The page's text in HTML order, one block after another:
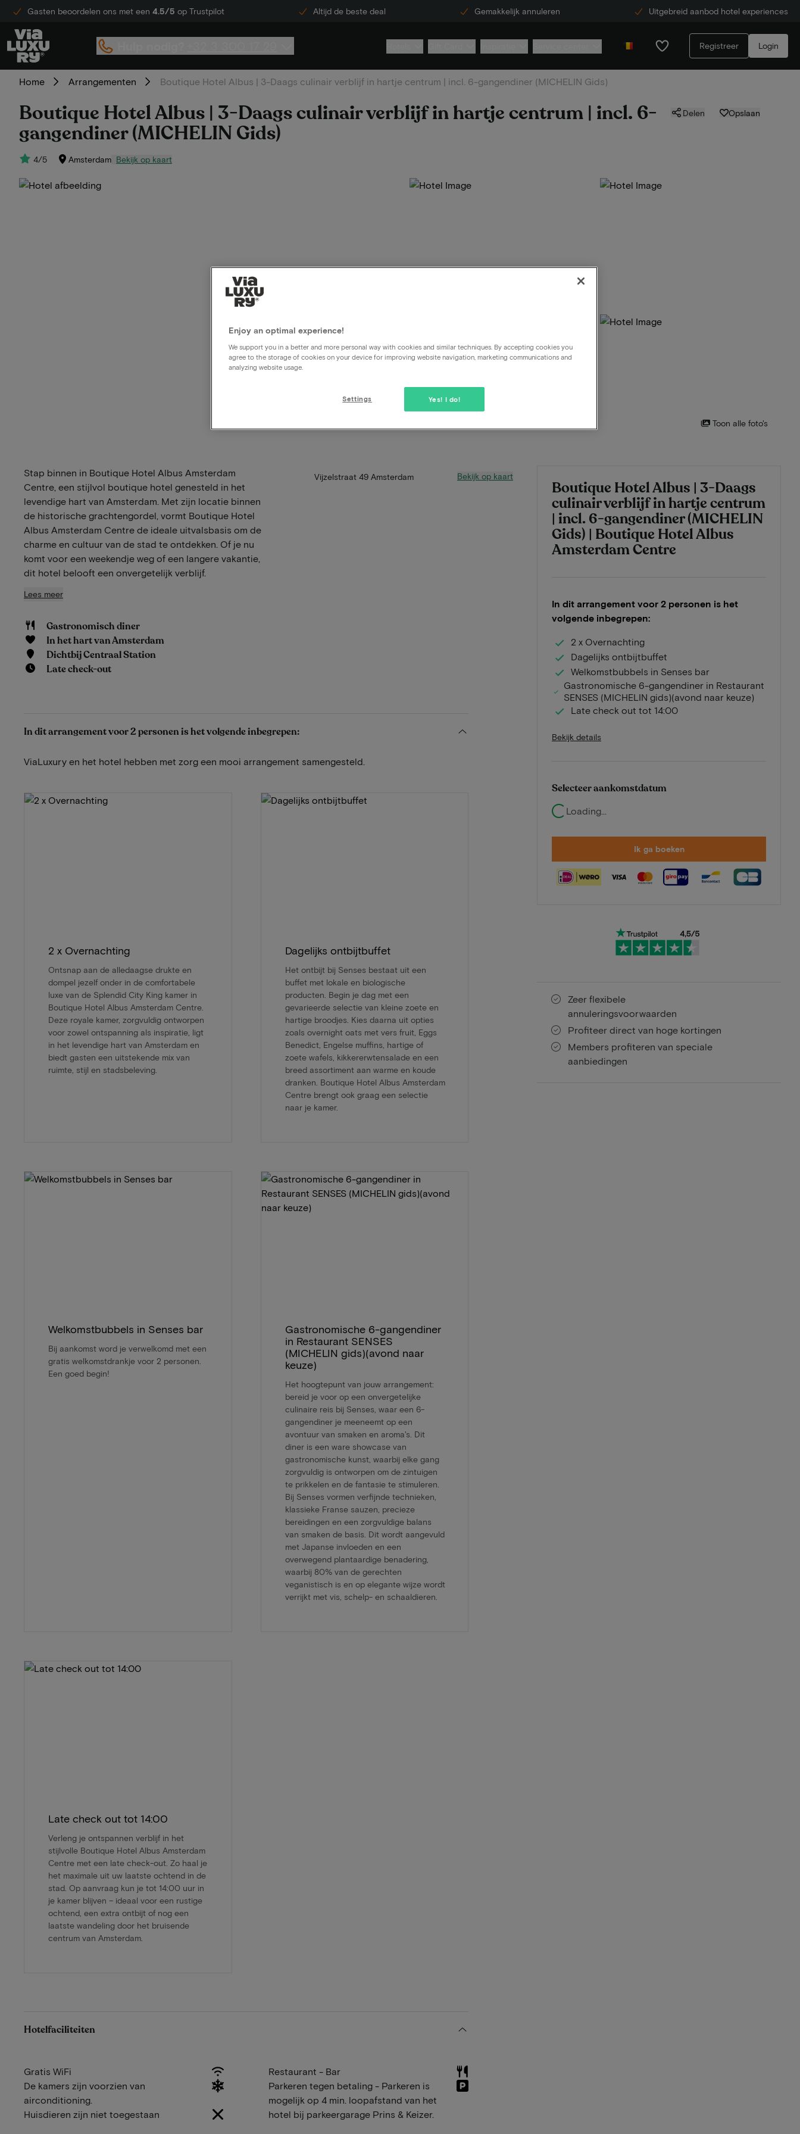
Gasten beoordelen ons met een 4.5/5 op Trustpilot Altijd de beste deal Gemakkelijk annuleren Uitgebreid aanbod hotel experiences
Registreer Login
Home Arrangementen Boutique Hotel Albus | 3-Daags culinair verblijf in hartje centrum | incl. 6-gangendiner (MICHELIN Gids)
Boutique Hotel Albus | 3-Daags culinair verblijf in hartje centrum | incl. 6-
gangendiner (MICHELIN Gids)
4/5 Amsterdam Bekijk op kaart
Delen Opslaan
Toon alle foto's
Boutique Hotel Albus | 3-Daags
culinair verblijf in hartje centrum
| incl. 6-gangendiner (MICHELIN
Gids) | Boutique Hotel Albus
Amsterdam Centre
In dit arrangement voor 2 personen is het
volgende inbegrepen:
2 x Overnachting
Dagelijks ontbijtbuffet
Welkomstbubbels in Senses bar
Gastronomische 6-gangendiner in Restaurant
SENSES (MICHELIN gids)(avond naar keuze)
Late check out tot 14:00
Bekijk details
Selecteer aankomstdatum
Loading...
Ik ga boeken
Zeer flexibele
annuleringsvoorwaarden
Profiteer direct van hoge kortingen
Members profiteren van speciale
aanbiedingen
Stap binnen in Boutique Hotel Albus Amsterdam
Centre, een stijlvol boutique hotel genesteld in het
levendige hart van Amsterdam. Met zijn locatie binnen
de historische grachtengordel, vormt Boutique Hotel
Albus Amsterdam Centre de ideale uitvalsbasis om de
charme en cultuur van de stad te ontdekken. Of je nu
komt voor een weekendje weg of een langere vakantie,
dit hotel belooft een onvergetelijk verblijf.
Lees meer
Gastronomisch diner
In het hart van Amsterdam
Dichtbij Centraal Station
Late check-out
Vijzelstraat 49 Amsterdam Bekijk op kaart
In dit arrangement voor 2 personen is het volgende inbegrepen:
ViaLuxury en het hotel hebben met zorg een mooi arrangement samengesteld.
2 x Overnachting
Ontsnap aan de alledaagse drukte en
dompel jezelf onder in de comfortabele
luxe van de Splendid City King kamer in
Boutique Hotel Albus Amsterdam Centre.
Deze royale kamer, zorgvuldig ontworpen
voor zowel ontspanning als inspiratie, ligt
in het levendige hart van Amsterdam en
biedt gasten een uitstekende mix van
ruimte, stijl en stadsbeleving.
Dagelijks ontbijtbuffet
Het ontbijt bij Senses bestaat uit een
buffet met lokale en biologische
producten. Begin je dag met een
gevarieerde selectie van kleine zoete en
hartige broodjes. Kies daarna uit opties
zoals overnight oats met vers fruit, Eggs
Benedict, Engelse muffins, hartige of
zoete wafels, kikkererwtensalade en een
breed assortiment aan warme en koude
dranken. Boutique Hotel Albus Amsterdam
Centre brengt ook graag een selectie
naar je kamer.
Welkomstbubbels in Senses bar
Bij aankomst word je verwelkomd met een
gratis welkomstdrankje voor 2 personen.
Een goed begin!
Gastronomische 6-gangendiner
in Restaurant SENSES
(MICHELIN gids)(avond naar
keuze)
Het hoogtepunt van jouw arrangement:
bereid je voor op een onvergetelijke
culinaire reis bij Senses, waar een 6-
gangendiner je meeneemt op een
avontuur van smaken en aroma's. Dit
diner is een ware showcase van
gastronomische kunst, waarbij elke gang
zorgvuldig is ontworpen om de zintuigen
te prikkelen en de fantasie te stimuleren.
Bij Senses vormen verfijnde technieken,
klassieke Franse sauzen, precieze
bereidingen en een zorgvuldige balans
van smaken de basis. Dit wordt aangevuld
met Japanse invloeden en een
overwegend plantaardige benadering,
waarbij 80% van de gerechten
veganistisch is en op elegante wijze wordt
verrijkt met vis, schelp- en schaaldieren.
Late check out tot 14:00
Verleng je ontspannen verblijf in het
stijlvolle Boutique Hotel Albus Amsterdam
Centre met een late check-out. Zo haal je
het maximale uit uw laatste ochtend in de
stad. Op aanvraag kun je tot 14:00 uur in
je kamer blijven – ideaal voor een rustige
ochtend, een extra ontbijt of nog een
laatste wandeling door het bruisende
centrum van Amsterdam.
Hotelfaciliteiten
Gratis WiFi
De kamers zijn voorzien van
airconditioning.
Huisdieren zijn niet toegestaan
Restaurant - Bar
Parkeren tegen betaling - Parkeren is
mogelijk op 4 min. loopafstand van het
hotel bij parkeergarage Prins & Keizer.
Enjoy an optimal experience!
We support you in a better and more personal way with cookies and similar techniques. By accepting cookies you
agree to the storage of cookies on your device for improving website navigation, marketing communications and
analyzing website usage.
Yes! I do!
Settings